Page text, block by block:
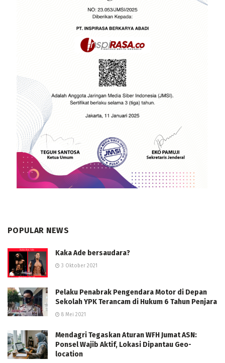
POPULAR NEWS
Kaka Ade bersaudara?
3 Oktober 2021
Pelaku Penabrak Pengendara Motor di Depan
Sekolah YPK Terancam di Hukum 6 Tahun Penjara
8 Mei 2021
Mendagri Tegaskan Aturan WFH Jumat ASN:
Ponsel Wajib Aktif, Lokasi Dipantau Geo-
location